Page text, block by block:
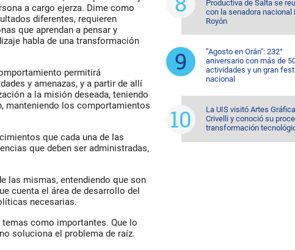
a cargo ejerza. Dime como
diferentes, requieren
que aprendan a pensar y
habla de una transformación
permitirá
y amenazas, y a partir de allí
a la misión deseada, teniendo
manteniendo los comportamientos
que cada una de las
que deben ser administradas,
las mismas, entendiendo que son
cuenta el área de desarrollo del
necesarias.
como importantes. Que lo
soluciona el problema de raíz.
Productiva de Salta se
con la senadora nacional
Royón
”Agosto en Orán": 232°
aniversario con más de
actividades y un gran
nacional
La UIS visitó Artes
Crivelli y conoció su
transformación